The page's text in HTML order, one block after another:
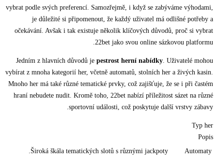
vybrat podle svých preferencí. Samozřejmě, i když se zabýváme výhodami,
je důležité si připomenout, že každý uživatel má odlišné potřeby a
očekávání. Avšak i tak existuje několik klíčových důvodů, proč si vybrat
22bet jako svou online sázkovou platformu.
Jedním z hlavních důvodů je pestrost herní nabídky . Uživatelé mohou
vybírat z mnoha kategorií her, včetně automatů, stolních her a živých kasin.
Mnoho her má také různé tematické prvky, což zajišťuje, že se i při častém
hraní nebudete nudit. Kromě toho, 22bet nabízí příležitost sázet na různé
sportovní události, což poskytuje další vrstvy zábavy.
Typ her
Popis
Automaty
Široká škála tematických slotů s různými jackpoty.